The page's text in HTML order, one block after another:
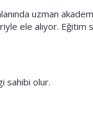
uzman
ele alıyor. Eğitim
sahibi olur.